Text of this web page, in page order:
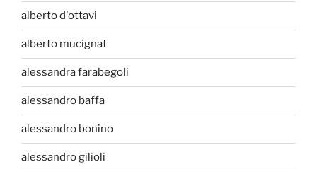
alberto d'ottavi
alberto mucignat
alessandra farabegoli
alessandro baffa
alessandro bonino
alessandro gilioli